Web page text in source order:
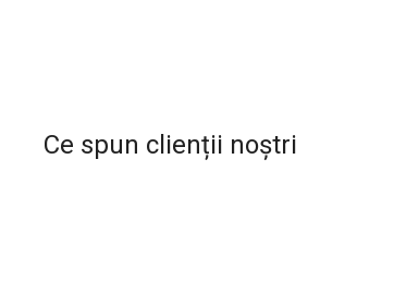
Ce spun clienții noștri